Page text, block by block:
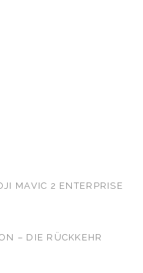
MAVIC 2 ENTERPRISE
– DIE RÜCKKEHR